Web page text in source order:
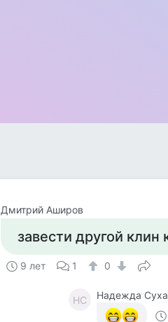
Дмитрий Аширов
завести другой
9 лет 1 0
НС
Надежда